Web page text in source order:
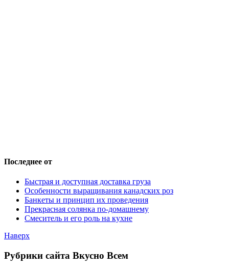
Последнее от
Быстрая и доступная доставка груза
Особенности выращивания канадских роз
Банкеты и принцип их проведения
Прекрасная солянка по-домашнему
Смеситель и его роль на кухне
Наверх
Рубрики сайта Вкусно Всем